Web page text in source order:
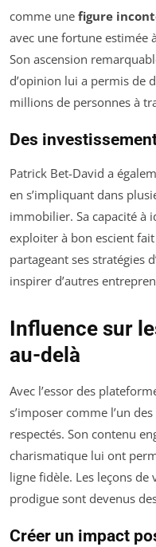
comme une figure
avec une fortune estimée
Son ascension
d’opinion lui a permis de
millions de personnes à
Des
Patrick Bet-David a
en s’impliquant dans
immobilier. Sa capacité à
exploiter à bon escient
partageant ses stratégies
inspirer d’autres
Influence sur
au-delà
Avec l’essor des
s’imposer comme l’un des
respectés. Son contenu
charismatique lui ont
ligne fidèle. Les leçons de
prodigue sont devenus
Créer un impact